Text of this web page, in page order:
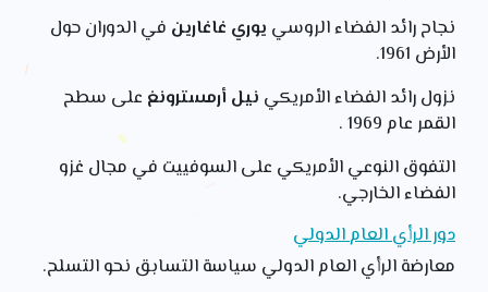
نجاح رائد الفضاء الروسي يوري غاغارين في الدوران حول
الأرض 1961.
نزول رائد الفضاء الأمريكي نيل أرمسترونغ على سطح
القمر عام 1969 .
التفوق النوعي الأمريكي على السوفييت في مجال غزو
الفضاء الخارجي.
دور الرأي العام الدولي
معارضة الرأي العام الدولي سياسة التسابق نحو التسلح.